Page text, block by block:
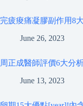
完疲痠痛凝膠副作用8
June 26, 2023
周正成醫師評價6大分
June 13, 2023